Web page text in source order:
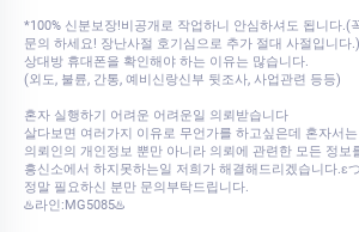
*100% 신분보장!비공개로 작업하니 안심하셔도 됩니다.(
문의 하세요! 장난사절 호기심으로 추가 절대 사절입니다
상대방 휴대폰을 확인해야 하는 이유는 많습니다.
(외도, 불륜, 간통, 예비신랑신부 뒷조사, 사업관련 등등)
혼자 실행하기 어려운 어려운일 의뢰받습니다
살다보면 여러가지 이유로 무언가를 하고싶은데 혼자서
의뢰인의 개인정보 뿐만 아니라 의뢰에 관련한 모든 정보
흥신소에서 하지못하는일 저희가 해결해드리겠습니다
정말 필요하신 분만 문의부탁드립니다.
♨️라인:MG5085♨️